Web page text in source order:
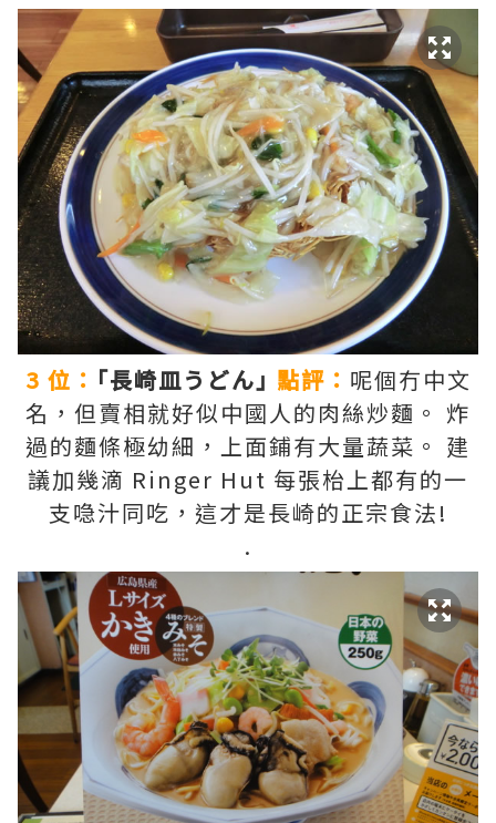
3 位： ｢長崎皿うどん｣ 點評： 呢個冇中文
名，但賣相就好似中國人的肉絲炒麵。 炸
過的麵條極幼細，上面鋪有大量蔬菜。 建
議加幾滴 Ringer Hut 每張枱上都有的一
支喼汁同吃，這才是長崎的正宗食法!
.